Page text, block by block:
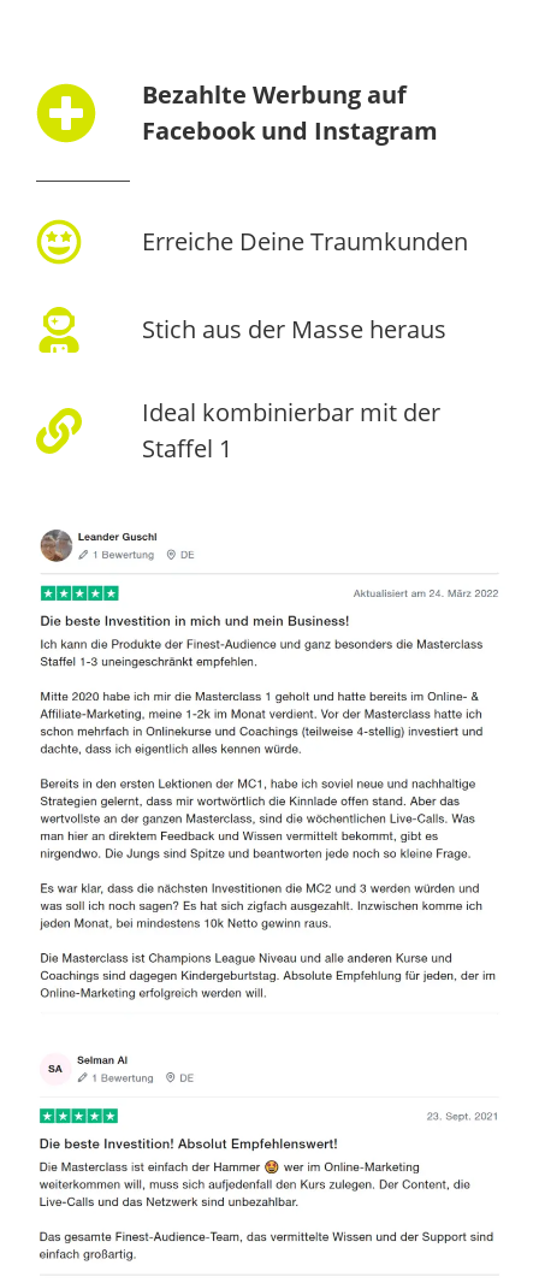
Bezahlte Werbung auf
Facebook und Instagram
Erreiche Deine Traumkunden
Stich aus der Masse heraus
Ideal kombinierbar mit der
Staffel 1